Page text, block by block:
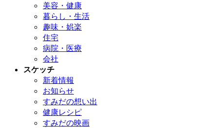
美容・健康
暮らし・生活
趣味・娯楽
住宅
病院・医療
会社
スケッチ
新着情報
お知らせ
すみだの想い出
健康レシピ
すみだの映画